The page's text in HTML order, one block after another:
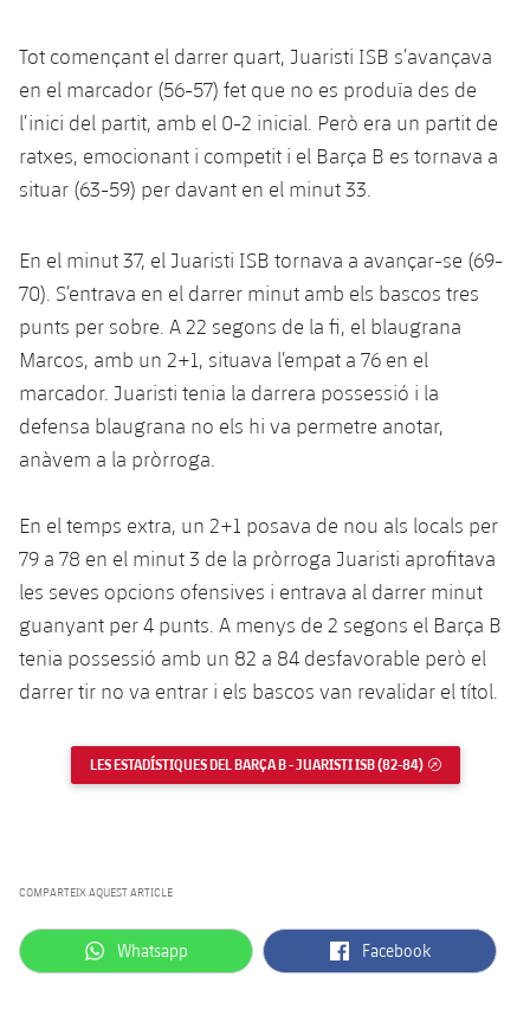
Tot començant el darrer quart, Juaristi ISB s’avançava
en el marcador (56-57) fet que no es produïa des de
l’inici del partit, amb el 0-2 inicial. Però era un partit de
ratxes, emocionant i competit i el Barça B es tornava a
situar (63-59) per davant en el minut 33.
En el minut 37, el Juaristi ISB tornava a avançar-se (69-
70). S’entrava en el darrer minut amb els bascos tres
punts per sobre. A 22 segons de la fi, el blaugrana
Marcos, amb un 2+1, situava l’empat a 76 en el
marcador. Juaristi tenia la darrera possessió i la
defensa blaugrana no els hi va permetre anotar,
anàvem a la pròrroga.
En el temps extra, un 2+1 posava de nou als locals per
79 a 78 en el minut 3 de la pròrroga Juaristi aprofitava
les seves opcions ofensives i entrava al darrer minut
guanyant per 4 punts. A menys de 2 segons el Barça B
tenia possessió amb un 82 a 84 desfavorable però el
darrer tir no va entrar i els bascos van revalidar el títol.
LES ESTADÍSTIQUES DEL BARÇA B - JUARISTI ISB (82-84) ENLLAÇ
COMPARTEIX AQUEST ARTICLE
label.aria.whatsapp
Whatsapp label.aria.facebook
Facebook